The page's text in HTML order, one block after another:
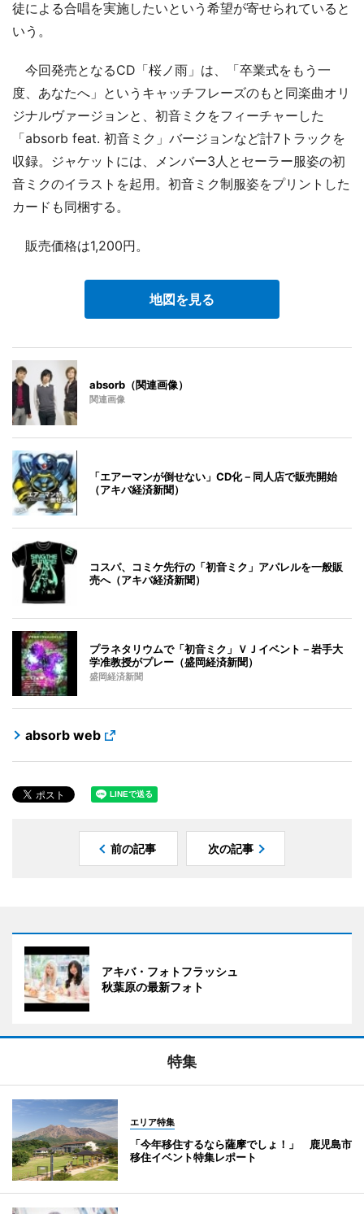
徒による合唱を実施したいという希望が寄せられていると
いう。
今回発売となるCD「桜ノ雨」は、「卒業式をもう一
度、あなたへ」というキャッチフレーズのもと同楽曲オリ
ジナルヴァージョンと、初音ミクをフィーチャーした
「absorb feat. 初音ミク」バージョンなど計7トラックを
収録。ジャケットには、メンバー3人とセーラー服姿の初
音ミクのイラストを起用。初音ミク制服姿をプリントした
カードも同梱する。
販売価格は1,200円。
地図を見る
absorb（関連画像）
関連画像
「エアーマンが倒せない」CD化－同人店で販売開始
（アキバ経済新聞）
コスパ、コミケ先行の「初音ミク」アパレルを一般販
売へ（アキバ経済新聞）
プラネタリウムで「初音ミク」ＶＪイベント－岩手大
学准教授がプレー（盛岡経済新聞）
盛岡経済新聞
absorb web
前の記事 次の記事
アキバ・フォトフラッシュ
秋葉原の最新フォト
特集
エリア特集
「今年移住するなら薩摩でしょ！」 鹿児島市
移住イベント特集レポート